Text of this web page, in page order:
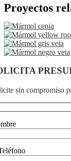
Facebook
X
Reddit
LinkedIn
WhatsApp
Telegram
Tumblr
Pinterest
Vk
Xing
Correo
electrónico
Proyectos
sin compromiso